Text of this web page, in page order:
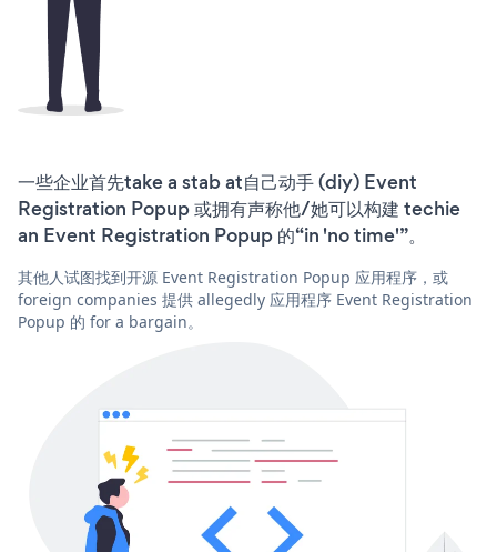
一些企业首先take a stab at自己动手 (diy) Event
Registration Popup 或拥有声称他/她可以构建 techie
an Event Registration Popup 的“in 'no time'”。
其他人试图找到开源 Event Registration Popup 应用程序，或
foreign companies 提供 allegedly 应用程序 Event Registration
Popup 的 for a bargain。